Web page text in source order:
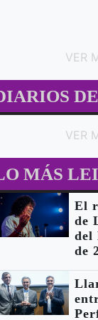
una
del
la
VER
VER
MÁS
El
de
del
de